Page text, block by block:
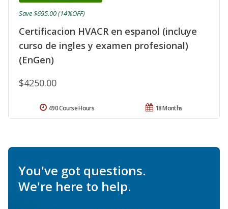
Certificacion HVACR en espanol (incluye
curso de ingles y examen profesional)
(EnGen)
$4250.00
Save $695.00 (14%OFF)
18 Months
490 Course Hours
You've got questions.
We're here to help.